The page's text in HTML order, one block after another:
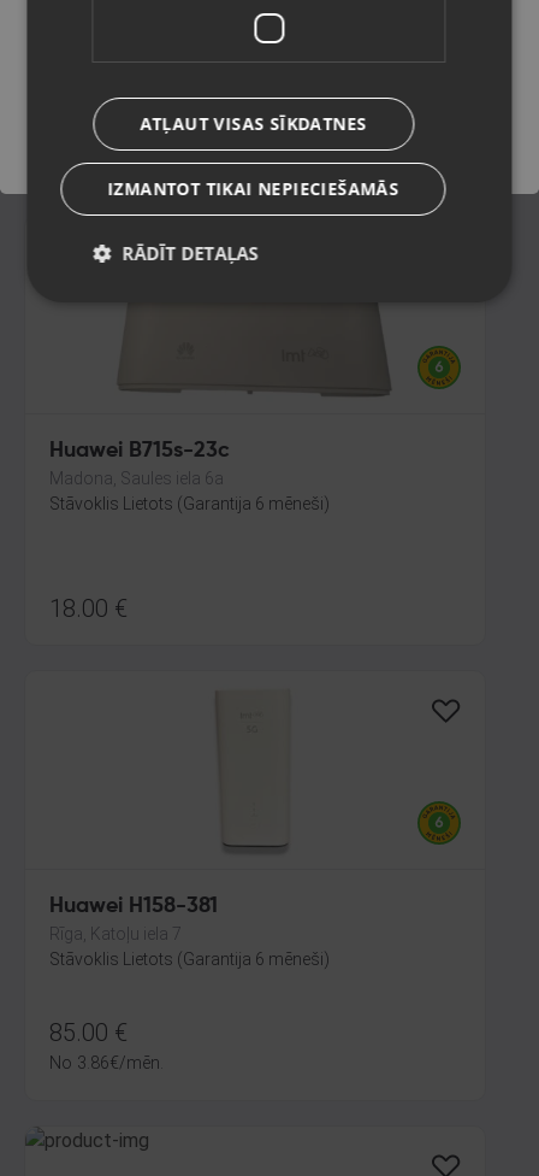
Stāvoklis Lietots (Garantija 6 mēneši)
15.00€
Huawei B715s-23c
Madona, Saules iela 6a
Stāvoklis Lietots (Garantija 6 mēneši)
18.00 €
Huawei H158-381
Rīga, Katoļu iela 7
Stāvoklis Lietots (Garantija 6 mēneši)
85.00 €
No 3.86€/mēn.
Saglabāt
ATĻAUT VISAS SĪKDATNES
IZMANTOT TIKAI NEPIECIEŠAMĀS
RĀDĪT DETAĻAS